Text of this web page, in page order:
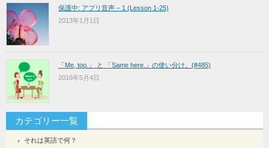
保護中: アプリ音声 – 1 (Lesson 1-25)
2013年1月1日
「Me, too.」 と 「Same here.」の使い分け。(#485)
2016年5月4日
カテゴリー一覧
それは英語で何？